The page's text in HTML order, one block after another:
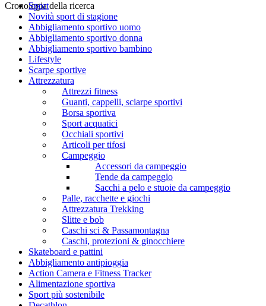
Cronologia della ricerca
Sport
Novità sport di stagione
Abbigliamento sportivo uomo
Abbigliamento sportivo donna
Abbigliamento sportivo bambino
Lifestyle
Scarpe sportive
Attrezzatura
Attrezzi fitness
Guanti, cappelli, sciarpe sportivi
Borsa sportiva
Sport acquatici
Occhiali sportivi
Articoli per tifosi
Campeggio
Accessori da campeggio
Tende da campeggio
Sacchi a pelo e stuoie da campeggio
Palle, racchette e giochi
Attrezzatura Trekking
Slitte e bob
Caschi sci & Passamontagna
Caschi, protezioni & ginocchiere
Skateboard e pattini
Abbigliamento antipioggia
Action Camera e Fitness Tracker
Alimentazione sportiva
Sport più sostenibile